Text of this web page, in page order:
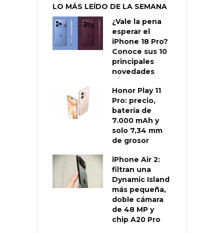
LO MÁS LEÍDO DE LA SEMANA
¿Vale la pena
esperar el
iPhone 18 Pro?
Conoce sus 10
principales
novedades
Honor Play 11
Pro: precio,
batería de
7.000 mAh y
solo 7,34 mm
de grosor
iPhone Air 2:
filtran una
Dynamic Island
más pequeña,
doble cámara
de 48 MP y
chip A20 Pro